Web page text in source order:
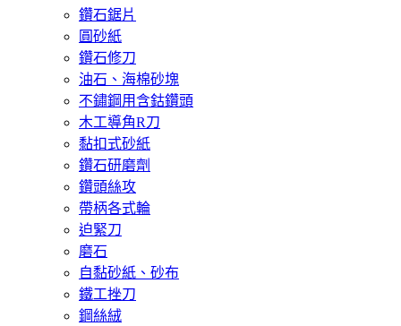
鑽石鋸片
圓砂紙
鑽石修刀
油石、海棉砂塊
不鏽鋼用含鈷鑽頭
木工導角R刀
黏扣式砂紙
鑽石研磨劑
鑽頭絲攻
帶柄各式輪
迫緊刀
磨石
自黏砂紙、砂布
鐵工挫刀
鋼絲絨